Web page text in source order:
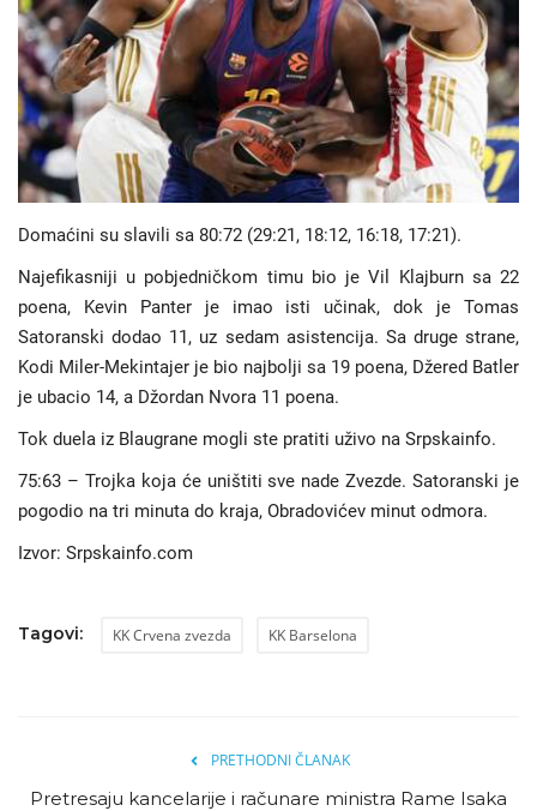
Biznis
Jezik
Latinica Ћирилица
Domaćini su slavili sa 80:72 (29:21, 18:12, 16:18, 17:21).
Najefikasniji u pobjedničkom timu bio je Vil Klajburn sa 22
poena, Kevin Panter je imao isti učinak, dok je Tomas
Satoranski dodao 11, uz sedam asistencija. Sa druge strane,
Kodi Miler-Mekintajer je bio najbolji sa 19 poena, Džered Batler
je ubacio 14, a Džordan Nvora 11 poena.
Tok duela iz Blaugrane mogli ste pratiti uživo na Srpskainfo.
75:63 – Trojka koja će uništiti sve nade Zvezde. Satoranski je
pogodio na tri minuta do kraja, Obradovićev minut odmora.
Izvor: Srpskainfo.com
Tagovi: KK Crvena zvezda KK Barselona
PRETHODNI ČLANAK
Pretresaju kancelarije i računare ministra Rame Isaka